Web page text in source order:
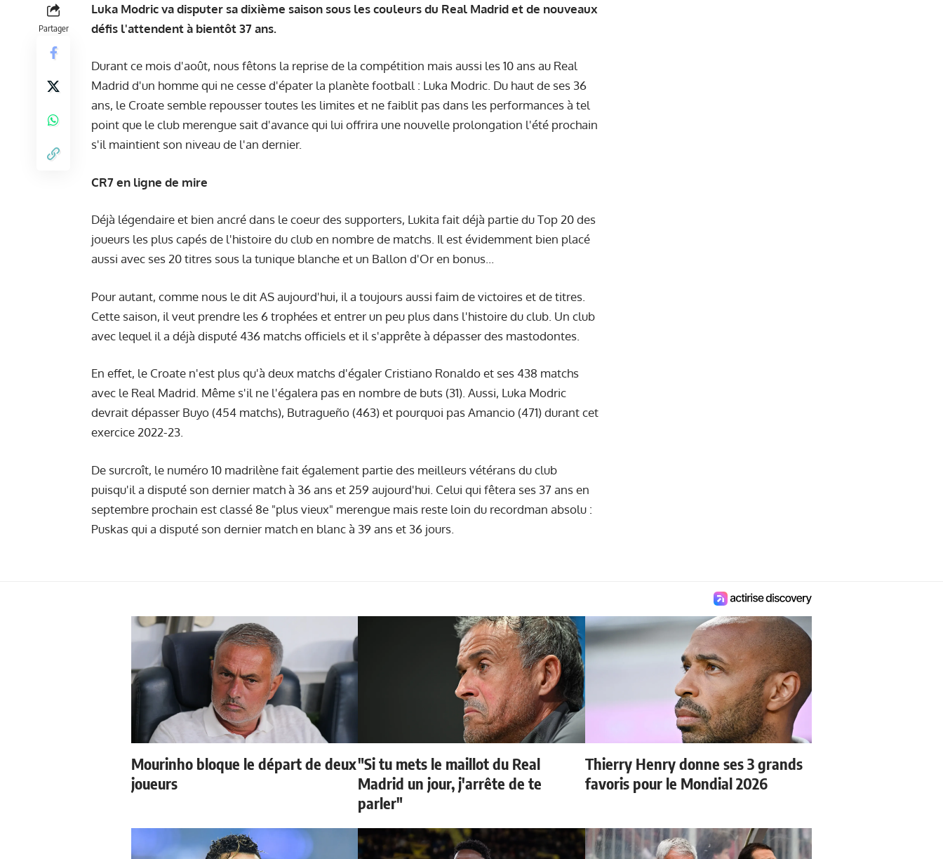
Partager
Luka Modric va disputer sa dixième saison sous les couleurs du Real Madrid et de nouveaux
défis l'attendent à bientôt 37 ans.
Durant ce mois d'août, nous fêtons la reprise de la compétition mais aussi les 10 ans au Real
Madrid d'un homme qui ne cesse d'épater la planète football : Luka Modric. Du haut de ses 36
ans, le Croate semble repousser toutes les limites et ne faiblit pas dans les performances à tel
point que le club merengue sait d'avance qui lui offrira une nouvelle prolongation l'été prochain
s'il maintient son niveau de l'an dernier.
CR7 en ligne de mire
Déjà légendaire et bien ancré dans le coeur des supporters, Lukita fait déjà partie du Top 20 des
joueurs les plus capés de l'histoire du club en nombre de matchs. Il est évidemment bien placé
aussi avec ses 20 titres sous la tunique blanche et un Ballon d'Or en bonus...
Pour autant, comme nous le dit AS aujourd'hui, il a toujours aussi faim de victoires et de titres.
Cette saison, il veut prendre les 6 trophées et entrer un peu plus dans l'histoire du club. Un club
avec lequel il a déjà disputé 436 matchs officiels et il s'apprête à dépasser des mastodontes.
En effet, le Croate n'est plus qu'à deux matchs d'égaler Cristiano Ronaldo et ses 438 matchs
avec le Real Madrid. Même s'il ne l'égalera pas en nombre de buts (31). Aussi, Luka Modric
devrait dépasser Buyo (454 matchs), Butragueño (463) et pourquoi pas Amancio (471) durant cet
exercice 2022-23.
De surcroît, le numéro 10 madrilène fait également partie des meilleurs vétérans du club
puisqu'il a disputé son dernier match à 36 ans et 259 aujourd'hui. Celui qui fêtera ses 37 ans en
septembre prochain est classé 8e "plus vieux" merengue mais reste loin du recordman absolu :
Puskas qui a disputé son dernier match en blanc à 39 ans et 36 jours.
Mourinho bloque le départ de deux
joueurs
"Si tu mets le maillot du Real
Madrid un jour, j'arrête de te
parler"
Thierry Henry donne ses 3 grands
favoris pour le Mondial 2026